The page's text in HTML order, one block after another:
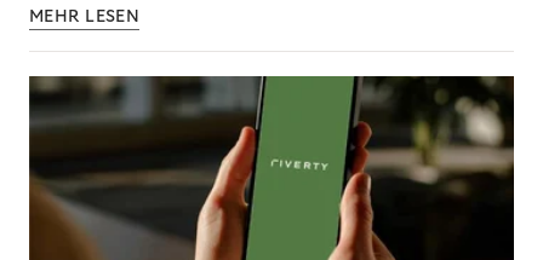
MEHR LESEN